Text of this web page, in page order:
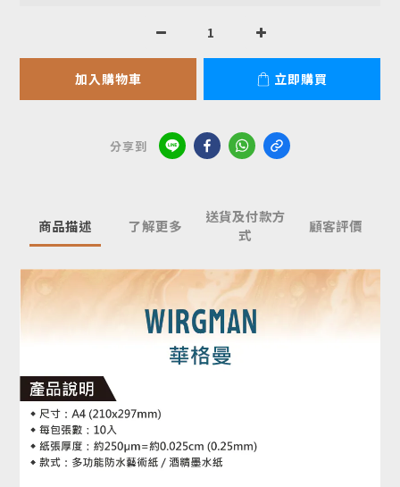
加入購物車 立即購買
分享到
商品描述 了解更多
送貨及付款方
式
顧客評價